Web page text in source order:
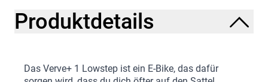
Produktdetails
Das Verve+ 1 Lowstep ist ein E-Bike, das dafür